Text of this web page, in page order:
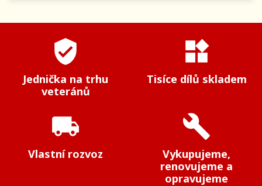
verified_user
Jednička na trhu
veteránů
widgets
Tisíce dílů skladem
local_shipping
Vlastní rozvoz
build
Vykupujeme,
renovujeme a
opravujeme